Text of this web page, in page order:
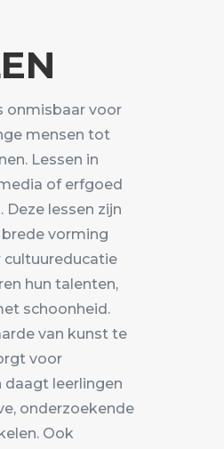
onmisbaar voor
mensen tot
Lessen in
of erfgoed
Deze lessen zijn
vorming
cultuureducatie
hun talenten,
schoonheid.
van kunst te
voor
daagt leerlingen
onderzoekende
Ook